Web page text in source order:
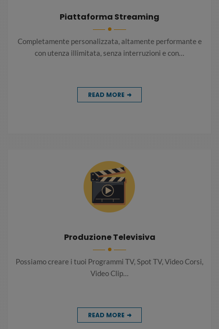
Piattaforma Streaming
Completamente personalizzata, altamente performante e
con utenza illimitata, senza interruzioni e con…
READ MORE
Produzione Televisiva
Possiamo creare i tuoi Programmi TV, Spot TV, Video Corsi,
Video Clip…
READ MORE